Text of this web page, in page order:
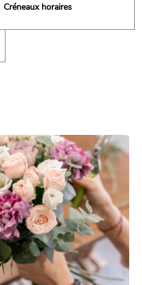
Créneaux horaires